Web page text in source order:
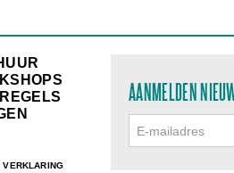
VERKLARING
AANMELDEN